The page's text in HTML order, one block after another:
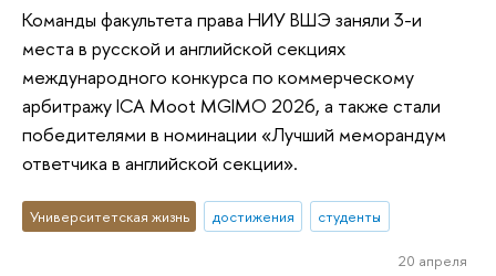
Команды факультета права НИУ ВШЭ заняли 3-и
места в русской и английской секциях
международного конкурса по коммерческому
арбитражу ICA Moot MGIMO 2026, а также стали
победителями в номинации «Лучший меморандум
ответчика в английской секции».
Университетская жизнь достижения студенты
20 апреля